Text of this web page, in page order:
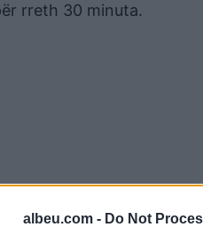
albeu.com - Do Not
rreth 30 minuta.